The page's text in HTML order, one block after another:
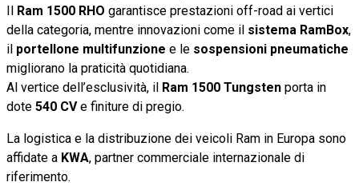
Il Ram 1500 RHO garantisce prestazioni off-road ai vertici
della categoria, mentre innovazioni come il sistema RamBox,
il portellone multifunzione e le sospensioni pneumatiche
migliorano la praticità quotidiana.
Al vertice dell’esclusività, il Ram 1500 Tungsten porta in
dote 540 CVe finiture di pregio.
La logistica e la distribuzione dei veicoli Ram in Europa sono
affidate a KWA, partner commerciale internazionale di
riferimento.